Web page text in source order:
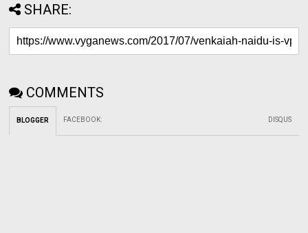
SHARE:
COMMENTS
BLOGGER FACEBOOK: DISQUS